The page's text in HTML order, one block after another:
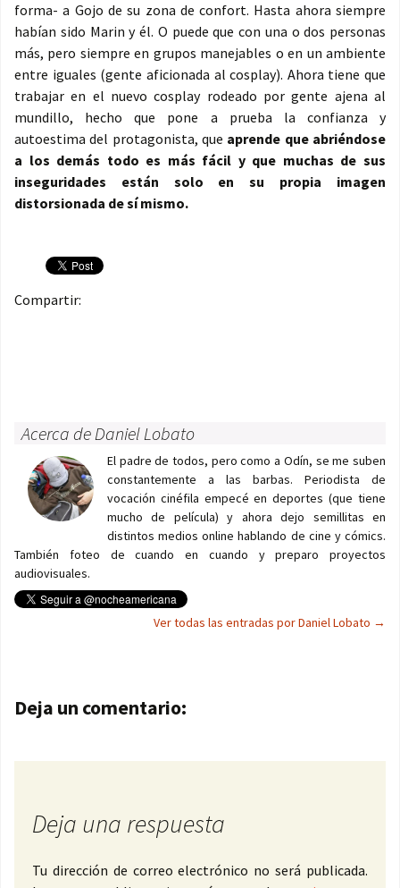
forma- a Gojo de su zona de confort. Hasta ahora siempre
habían sido Marin y él. O puede que con una o dos personas
más, pero siempre en grupos manejables o en un ambiente
entre iguales (gente aficionada al cosplay). Ahora tiene que
trabajar en el nuevo cosplay rodeado por gente ajena al
mundillo, hecho que pone a prueba la confianza y
autoestima del protagonista, que aprende que abriéndose
a los demás todo es más fácil y que muchas de sus
inseguridades están solo en su propia imagen
distorsionada de sí mismo.
Compartir:
Acerca de Daniel Lobato
El padre de todos, pero como a Odín, se me suben
constantemente a las barbas. Periodista de
vocación cinéfila empecé en deportes (que tiene
mucho de película) y ahora dejo semillitas en
distintos medios online hablando de cine y cómics.
También foteo de cuando en cuando y preparo proyectos
audiovisuales.
Ver todas las entradas por Daniel Lobato →
Navegación de entradas
Deja un comentario:
Deja una respuesta
Tu dirección de correo electrónico no será publicada.